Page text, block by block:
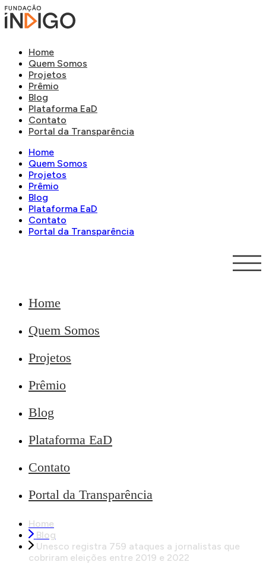
Home
Quem Somos
Projetos
Prêmio
Blog
Plataforma EaD
Contato
Portal da Transparência
Home
Quem Somos
Projetos
Prêmio
Blog
Plataforma EaD
Contato
Portal da Transparência
Home
Quem Somos
Projetos
Prêmio
Blog
Plataforma EaD
Contato
Portal da Transparência
Home
Blog
Unesco registra 759 ataques a jornalistas que
cobriram eleições entre 2019 e 2022